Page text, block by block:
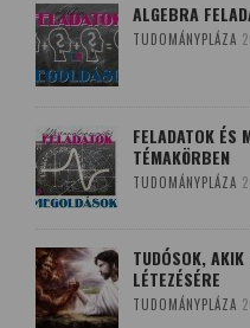
ALGEBRA
TUDOMÁNYPLÁZA
FELADATOK ÉS
TÉMAKÖRBEN
TUDOMÁNYPLÁZA
TUDÓSOK,
LÉTEZÉSÉRE
TUDOMÁNYPLÁZA